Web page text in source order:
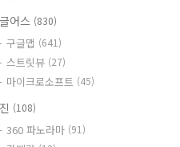
어스 (830)
구글맵 (641)
스트릿뷰 (27)
마이크로소프트 (45)
(108)
360 파노라마 (91)